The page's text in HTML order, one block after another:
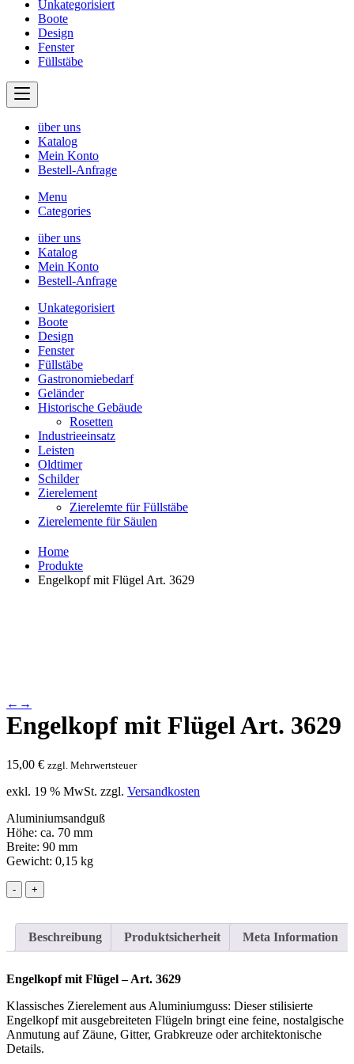
Unkategorisiert
Boote
Design
Fenster
Füllstäbe
über uns
Katalog
Mein Konto
Bestell-Anfrage
Menu
Categories
über uns
Katalog
Mein Konto
Bestell-Anfrage
Unkategorisiert
Boote
Design
Fenster
Füllstäbe
Gastronomiebedarf
Geländer
Historische Gebäude
Rosetten
Industrieeinsatz
Leisten
Oldtimer
Schilder
Zierelement
Zierelemte für Füllstäbe
Zierelemente für Säulen
Home
Produkte
Engelkopf mit Flügel Art. 3629
← →
Engelkopf mit Flügel Art. 3629
15,00 € zzgl. Mehrwertsteuer
exkl. 19 % MwSt. zzgl. Versandkosten
Aluminiumsandguß
Höhe: ca. 70 mm
Breite: 90 mm
Gewicht: 0,15 kg
- +
Beschreibung Produktsicherheit Meta Information
Engelkopf mit Flügel – Art. 3629
Klassisches Zierelement aus Aluminiumguss: Dieser stilisierte
Engelkopf mit ausgebreiteten Flügeln bringt eine feine, nostalgische
Anmutung auf Zäune, Gitter, Grabkreuze oder architektonische
Details.